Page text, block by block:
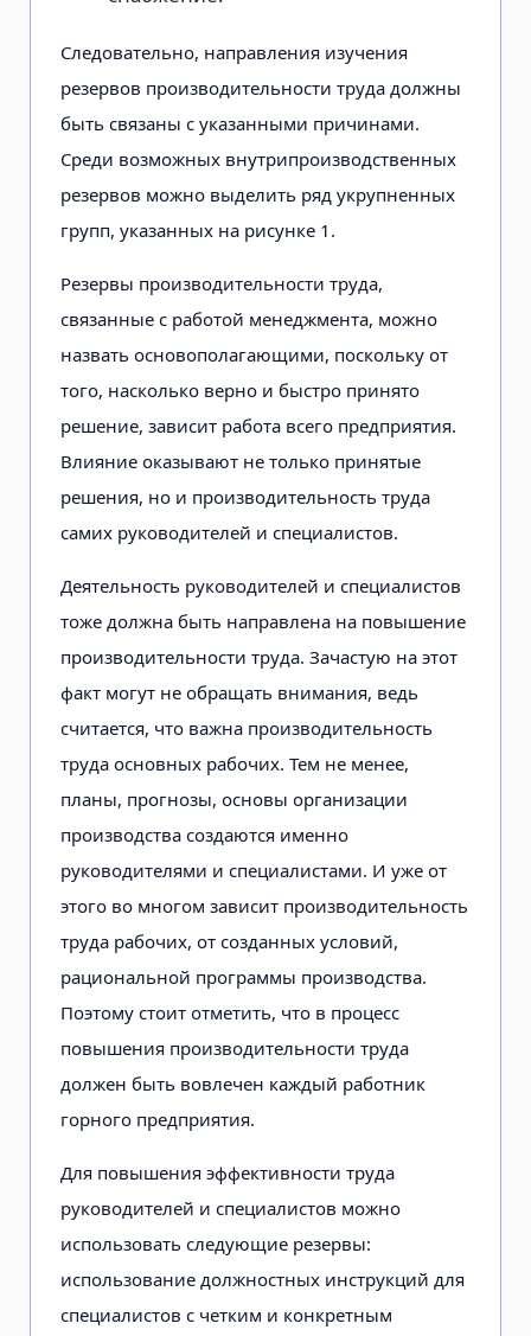
Следовательно, направления изучения
резервов производительности труда должны
быть связаны с указанными причинами.
Среди возможных внутрипроизводственных
резервов можно выделить ряд укрупненных
групп, указанных на рисунке 1.
Резервы производительности труда,
связанные с работой менеджмента, можно
назвать основополагающими, поскольку от
того, насколько верно и быстро принято
решение, зависит работа всего предприятия.
Влияние оказывают не только принятые
решения, но и производительность труда
самих руководителей и специалистов.
Деятельность руководителей и специалистов
тоже должна быть направлена на повышение
производительности труда. Зачастую на этот
факт могут не обращать внимания, ведь
считается, что важна производительность
труда основных рабочих. Тем не менее,
планы, прогнозы, основы организации
производства создаются именно
руководителями и специалистами. И уже от
этого во многом зависит производительность
труда рабочих, от созданных условий,
рациональной программы производства.
Поэтому стоит отметить, что в процесс
повышения производительности труда
должен быть вовлечен каждый работник
горного предприятия.
Для повышения эффективности труда
руководителей и специалистов можно
использовать следующие резервы:
использование должностных инструкций для
специалистов с четким и конкретным